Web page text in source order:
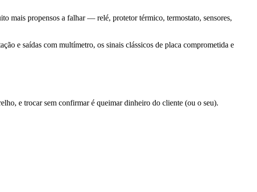
mais propensos a falhar — relé, protetor térmico, termostato, sensores,
e saídas com multímetro, os sinais clássicos de placa comprometida e
e trocar sem confirmar é queimar dinheiro do cliente (ou o seu).